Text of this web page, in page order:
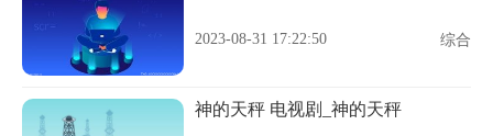
2023-08-31 17:22:50 综合
神的天秤 电视剧_神的天秤